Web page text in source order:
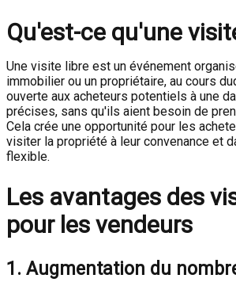
Qu'est-ce qu'une
Une visite libre est un événement
immobilier ou un propriétaire, au cours
ouverte aux acheteurs potentiels à une
précises, sans qu'ils aient besoin de
Cela crée une opportunité pour les
visiter la propriété à leur convenance et
flexible.
Les avantages des
pour les vendeurs
1. Augmentation du